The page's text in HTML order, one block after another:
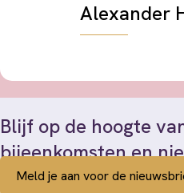
Alexander
Blijf op de hoogte
bijeenkomsten en
Meld je aan voor de